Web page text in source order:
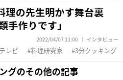
理の先生明かす舞台裏
手作りです」
2022/04/07 11:00 インタビュー
レビ 料理研究家 3分クッキング
グのその他の記事